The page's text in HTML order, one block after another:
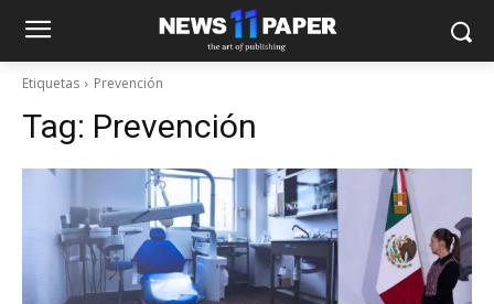
Etiquetas Prevención
Tag: Prevención